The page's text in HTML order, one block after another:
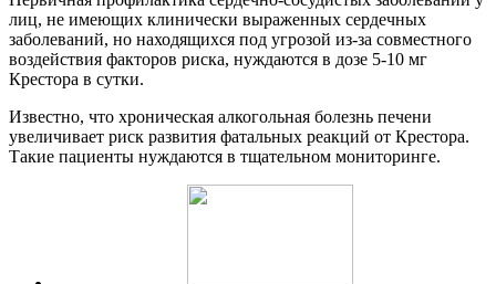
лиц, не имеющих клинически выраженных сердечных
заболеваний, но находящихся под угрозой из-за совместного
воздействия факторов риска, нуждаются в дозе 5-10 мг
Крестора в сутки.
Известно, что хроническая алкогольная болезнь печени
увеличивает риск развития фатальных реакций от Крестора.
Такие пациенты нуждаются в тщательном мониторинге.